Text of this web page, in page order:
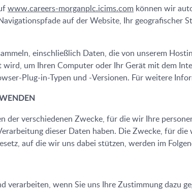
www.careers-morganplc.icims.com können wir
auf der Website, Ihr geografischer
einschließlich Daten, die von unserem
um Ihren Computer oder Ihr Gerät mit dem
Plug-in-Typen und -Versionen. Für weitere
der verschiedenen Zwecke, für die wir Ihre
dieser Daten haben. Die Zwecke, für
auf die wir uns dabei stützen, werden im
wenn Sie uns Ihre Zustimmung dazu